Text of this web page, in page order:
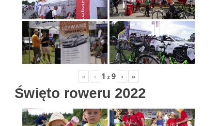
« ‹ 1 z9 › »
Święto roweru 2022